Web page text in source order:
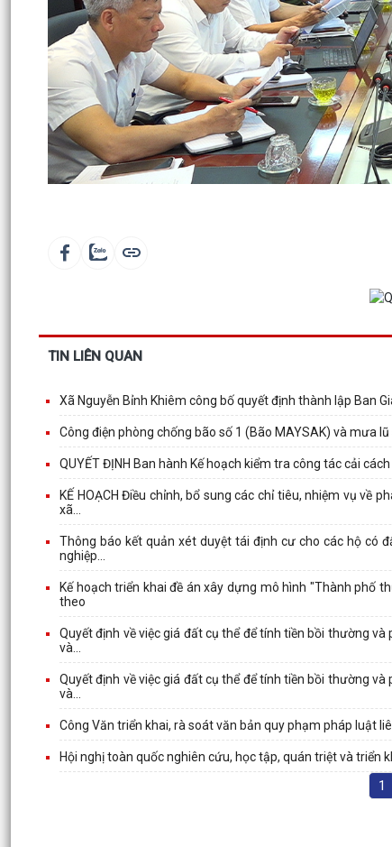
TIN LIÊN QUAN
Xã Nguyễn Bỉnh Khiêm công bố quyết định thành lập Ban
Công điện phòng chống bão số 1 (Bão MAYSAK) và mưa lũ
QUYẾT ĐỊNH Ban hành Kế hoạch kiểm tra công tác cải
KẾ HOẠCH Điều chỉnh, bổ sung các chỉ tiêu, nhiệm vụ về
xã...
Thông báo kết quản xét duyệt tái định cư cho các hộ có
nghiệp...
Kế hoạch triển khai đề án xây dựng mô hình "Thành phố
theo
Quyết định về việc giá đất cụ thể để tính tiền bồi thường
và...
Quyết định về việc giá đất cụ thể để tính tiền bồi thường
và...
Công Văn triển khai, rà soát văn bản quy phạm pháp luật
Hội nghị toàn quốc nghiên cứu, học tập, quán triệt và triển
1